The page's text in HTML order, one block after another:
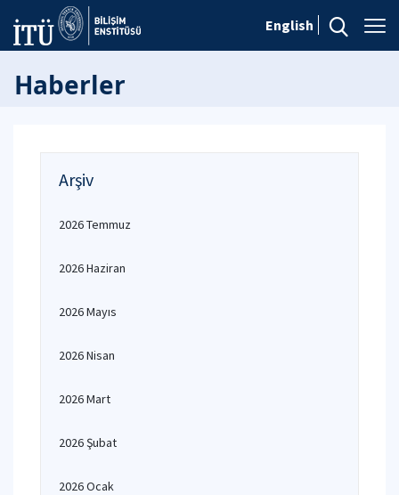
English
Haberler
Arşiv
2026 Temmuz
2026 Haziran
2026 Mayıs
2026 Nisan
2026 Mart
2026 Şubat
2026 Ocak